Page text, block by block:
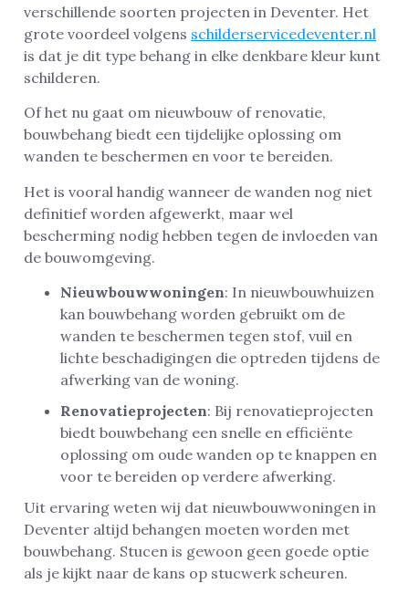
verschillende soorten projecten in Deventer. Het
grote voordeel volgens schilderservicedeventer.nl
is dat je dit type behang in elke denkbare kleur kunt
schilderen.
Of het nu gaat om nieuwbouw of renovatie,
bouwbehang biedt een tijdelijke oplossing om
wanden te beschermen en voor te bereiden.
Het is vooral handig wanneer de wanden nog niet
definitief worden afgewerkt, maar wel
bescherming nodig hebben tegen de invloeden van
de bouwomgeving.
Nieuwbouwwoningen: In nieuwbouwhuizen
kan bouwbehang worden gebruikt om de
wanden te beschermen tegen stof, vuil en
lichte beschadigingen die optreden tijdens de
afwerking van de woning.
Renovatieprojecten: Bij renovatieprojecten
biedt bouwbehang een snelle en efficiënte
oplossing om oude wanden op te knappen en
voor te bereiden op verdere afwerking.
Uit ervaring weten wij dat nieuwbouwwoningen in
Deventer altijd behangen moeten worden met
bouwbehang. Stucen is gewoon geen goede optie
als je kijkt naar de kans op stucwerk scheuren.